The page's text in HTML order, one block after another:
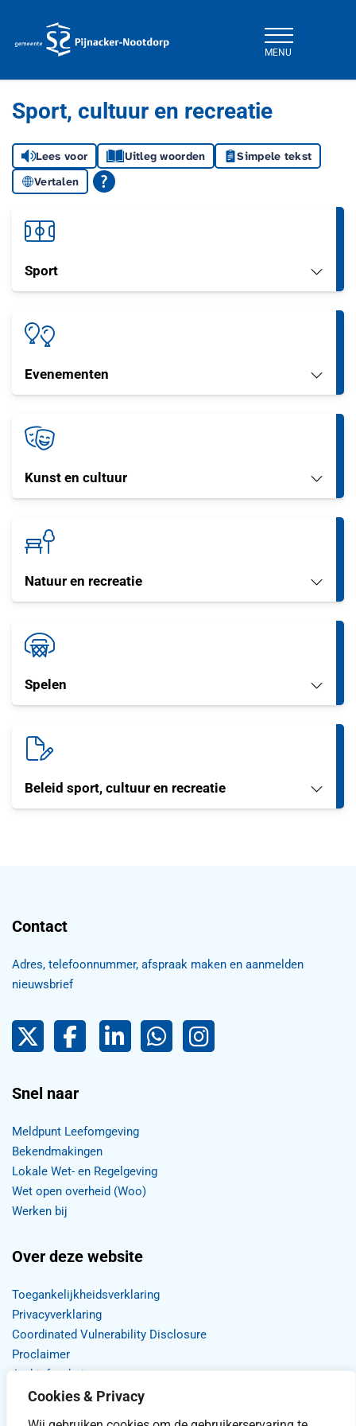
Cookies & Privacy
MENU
Sport, cultuur en recreatie
Lees voor Uitleg woorden
Simpele tekst
Vertalen
Sport
Evenementen
Kunst en cultuur
Natuur en recreatie
Spelen
Beleid sport, cultuur en recreatie
Contact
Adres, telefoonnummer, afspraak maken en aanmelden
nieuwsbrief
Pijnacker-Nootdorp op Twitter
FacebookLinkedIn Pijnacker-Nootdorp,
Pijnacker-Nootdorp WhatsApp
Snel naar
Meldpunt Leefomgeving
Bekendmakingen
Lokale Wet- en Regelgeving
Wet open overheid (Woo)
Werken bij
Over deze website
Toegankelijkheidsverklaring
Privacyverklaring
Coordinated Vulnerability Disclosure
Proclaimer
Archief website